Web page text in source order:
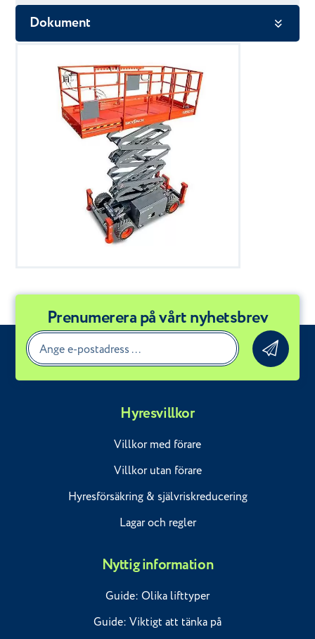
Dokument
Prenumerera på vårt nyhetsbrev
Hyresvillkor
Villkor med förare
Villkor utan förare
Hyresförsäkring & självriskreducering
Lagar och regler
Nyttig information
Guide: Olika lifttyper
Guide: Viktigt att tänka på